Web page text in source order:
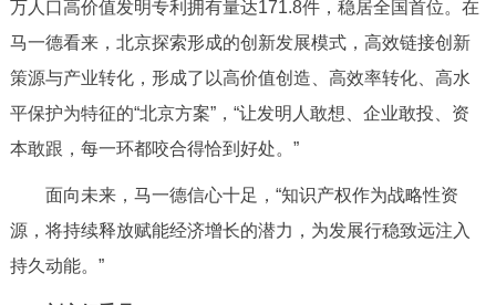
万人口高价值发明专利拥有量达171.8件，稳居全国首位。在
马一德看来，北京探索形成的创新发展模式，高效链接创新
策源与产业转化，形成了以高价值创造、高效率转化、高水
平保护为特征的“北京方案”，“让发明人敢想、企业敢投、资
本敢跟，每一环都咬合得恰到好处。”
面向未来，马一德信心十足，“知识产权作为战略性资
源，将持续释放赋能经济增长的潜力，为发展行稳致远注入
持久动能。”